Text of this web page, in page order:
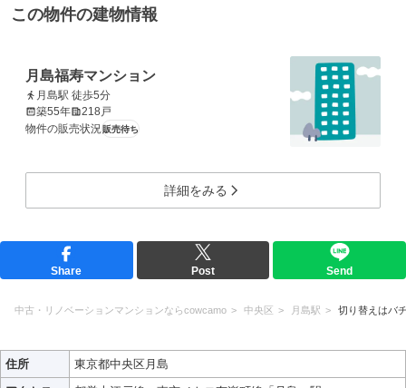
この物件の建物情報
月島福寿マンション
月島駅 徒歩5分
築55年
218戸
物件の販売状況販売待ち
詳細をみる
Share Post Send
中古・リノベーションマンションならcowcamo 中央区 月島駅 切り替えはバ
住所
東京都中央区月島